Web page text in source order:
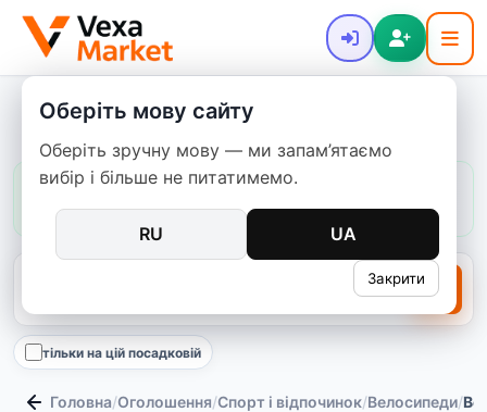
Оберіть мову сайту
Оберіть зручну мову — ми запам’ятаємо
вибір і більше не питатимемо.
RU UA
Закрити
Велосипед б/в: купити недорого
Ціни в цій категорії:зазвичай400–45 000 ₴
медіана4 000 ₴831пропозицій
тільки на цій посадковій
Головна/Оголошення/Спорт і відпочинок/Велосипеди/